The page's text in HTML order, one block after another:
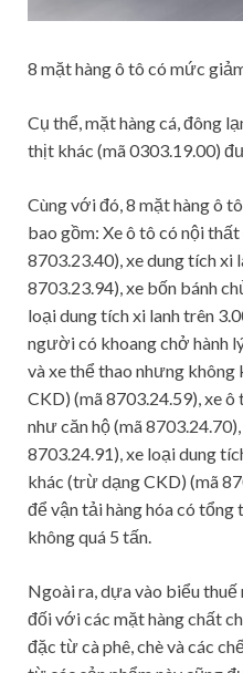
8 mặt hàng ô tô có mức
Cụ thể, mặt hàng cá, đông
thịt khác (mã 0303.19.00)
Cùng với đó, 8 mặt hàng ô
bao gồm: Xe ô tô có nội
8703.23.40), xe dung tích xi
8703.23.94), xe bốn bánh
loại dung tích xi lanh trên
người có khoang chở hành
và xe thể thao nhưng
CKD) (mã 8703.24.59), xe
như căn hộ (mã
8703.24.91), xe loại dung
khác (trừ dạng CKD) (mã
để vận tải hàng hóa có
không quá 5 tấn.
Ngoài ra, dựa vào biểu
đối với các mặt hàng chất
đặc từ cà phê, chè và các